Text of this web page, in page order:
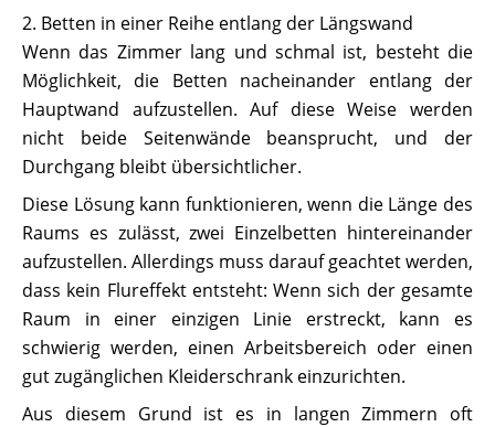
2. Betten in einer Reihe entlang der Längswand
Wenn das Zimmer lang und schmal ist, besteht die
Möglichkeit, die Betten nacheinander entlang der
Hauptwand aufzustellen. Auf diese Weise werden
nicht beide Seitenwände beansprucht, und der
Durchgang bleibt übersichtlicher.
Diese Lösung kann funktionieren, wenn die Länge des
Raums es zulässt, zwei Einzelbetten hintereinander
aufzustellen. Allerdings muss darauf geachtet werden,
dass kein Flureffekt entsteht: Wenn sich der gesamte
Raum in einer einzigen Linie erstreckt, kann es
schwierig werden, einen Arbeitsbereich oder einen
gut zugänglichen Kleiderschrank einzurichten.
Aus diesem Grund ist es in langen Zimmern oft